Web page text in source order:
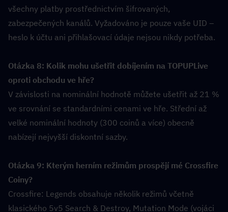
všechny platby prostřednictvím šifrovaných,
zabezpečených kanálů. Vyžadováno je pouze vaše UID –
heslo k účtu ani přihlašovací údaje nejsou nikdy potřeba.
Otázka 8: Kolik mohu ušetřit dobíjením na TOPUPLive
oproti obchodu ve hře?
V závislosti na nominální hodnotě můžete ušetřit až 21 %
ve srovnání se standardními cenami ve hře. Střední až
velké nominální hodnoty (300 coinů a více) obecně
nabízejí nejvyšší diskontní sazby.
Otázka 9: Kterým herním režimům prospějí mé Crossfire
Coiny?
Crossfire: Legends obsahuje několik režimů včetně
klasického 5v5 Search & Destroy, Mutation Mode (vojáci